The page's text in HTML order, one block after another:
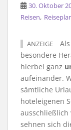
30. Oktober
Reisen,
ANZEIGE
besondere
hierbei ganz
aufeinander.
sämtliche
hoteleigenen
ausschließlich
sehnen sich